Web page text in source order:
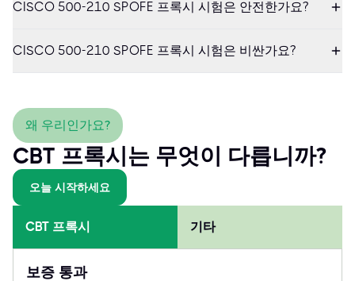
CISCO 500-210 SPOFE 프록시 시험은 안전한가요?
CISCO 500-210 SPOFE 프록시 시험은 비싼가요?
왜 우리인가요?
CBT 프록시는 무엇이 다릅니까?
오늘 시작하세요
CBT 프록시 기타
보증 통과